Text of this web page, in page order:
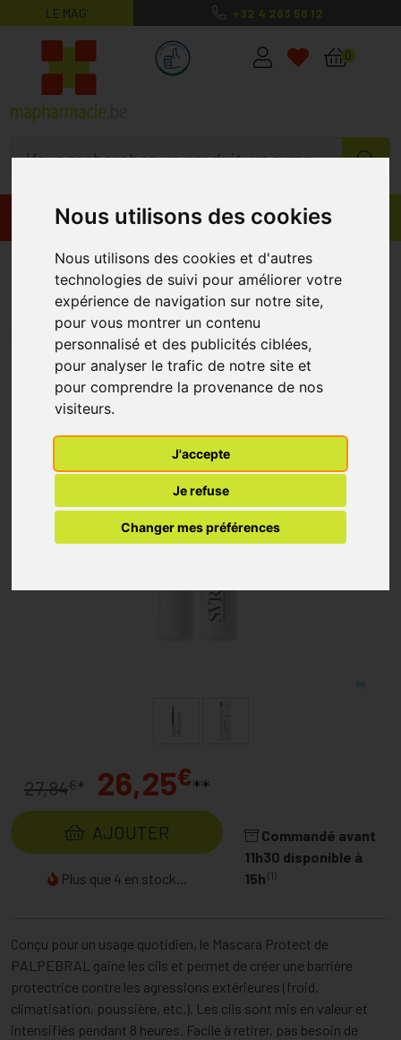
Nous utilisons des cookies
Nous utilisons des cookies et d'autres
technologies de suivi pour améliorer votre
expérience de navigation sur notre site,
pour vous montrer un contenu
personnalisé et des publicités ciblées,
pour analyser le trafic de notre site et
pour comprendre la provenance de nos
visiteurs.
J'accepte
Je refuse
Changer mes préférences
LE MAG’ +32 4 263 56 12
MaPharmacie.be ma santé, mes
0
Promos Produits
SVR Palpébral Mascara Protect
27,84€* 26,25€**
AJOUTER
Plus que 4 en stock...
Commandé avant
11h30 disponible à
15h (1)
Conçu pour un usage quotidien, le Mascara Protect de
PALPEBRAL gaine les cils et permet de créer une barrière
protectrice contre les agressions extérieures (froid,
climatisation, poussière, etc.). Les cils sont mis en valeur et
intensifiés pendant 8 heures. Facile à retirer, pas besoin de